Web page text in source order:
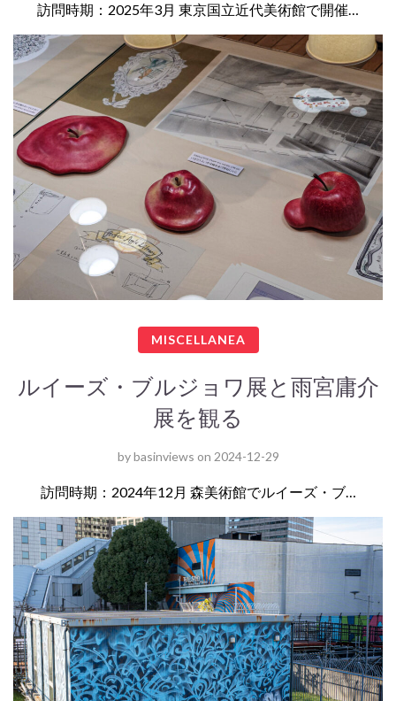
訪問時期：2025年3月 東京国立近代美術館で開催…
MISCELLANEA
ルイーズ・ブルジョワ展と雨宮庸介
展を観る
bybasinviews on 2024-12-29
訪問時期：2024年12月 森美術館でルイーズ・ブ…